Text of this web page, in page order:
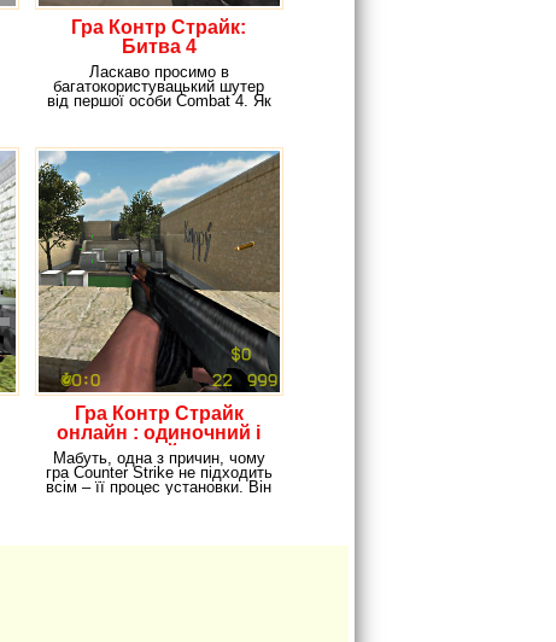
Гра Контр Страйк:
Битва 4
Ласкаво просимо в
багатокористувацький шутер
від першої особи Combat 4. Як
Гра Контр Страйк
онлайн : одиночний і
командний режим
Мабуть, одна з причин, чому
гра Counter Strike не підходить
всім – її процес установки. Він